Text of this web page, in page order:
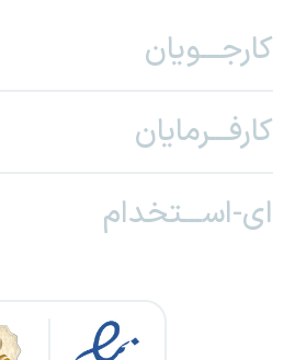
کارجـــویان
کارفـــرمایان
ای-اســـتخدام